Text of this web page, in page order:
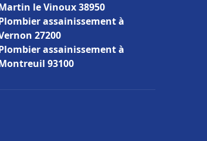
le Vinoux 38950
assainissement à
27200
assainissement à
93100